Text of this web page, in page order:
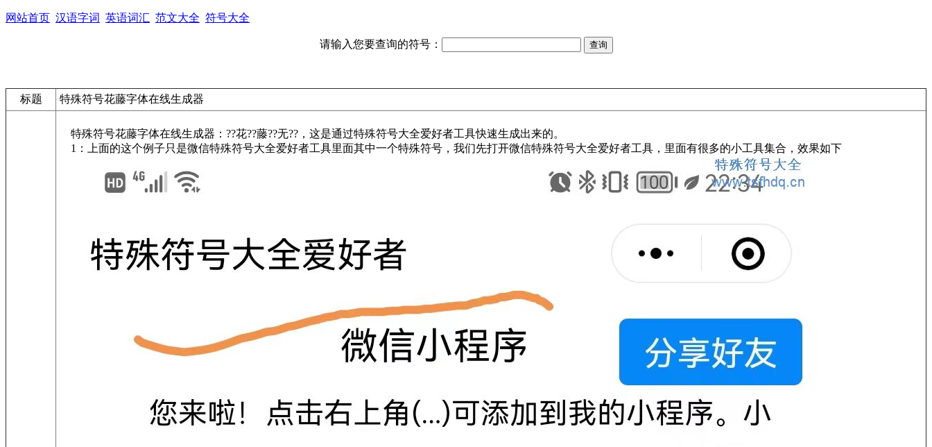
网站首页 汉语字词 英语词汇 范文大全 符号大全
请输入您要查询的符号：
标题 特殊符号花藤字体在线生成器
特殊符号花藤字体在线生成器：??花??藤??无??，这是通过特殊符号大全爱好者工具快速生成出来的。
1：上面的这个例子只是微信特殊符号大全爱好者工具里面其中一个特殊符号，我们先打开微信特殊符号大全爱好者工具，里面有很多的小工具集合，效果如下